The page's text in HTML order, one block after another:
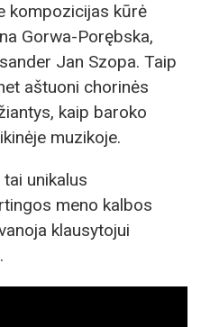
kompozicijas kūrė
Gorwa-Porębska,
Jan Szopa. Taip
aštuoni chorinės
kaip baroko
muzikoje.
unikalus
meno kalbos
klausytojui